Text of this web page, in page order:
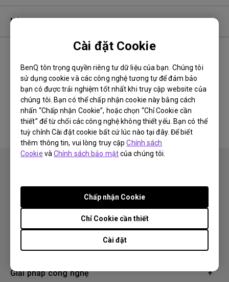
Cài đặt Cookie
BenQ tôn trọng quyền riêng tư dữ liệu của bạn. Chúng tôi
sử dụng cookie và các công nghệ tương tự để đảm bảo
bạn có được trải nghiệm tốt nhất khi truy cập website của
chúng tôi. Bạn có thể chấp nhận cookie này bằng cách
nhấn “Chấp nhận Cookie”, hoặc chọn “Chỉ Cookie cần
thiết” để từ chối các công nghệ không thiết yếu. Bạn có thể
tuỳ chỉnh Cài đặt cookie bất cứ lúc nào tại đây. Để biết
thêm thông tin, vui lòng truy cậpChính sách
Cookie vàChính sách bảo mậtcủa chúng tôi.
Cài đặt
Chỉ Cookie cần thiết
Chấp nhận Cookie
Hỏi đáp video
Không có video liên quan
Theo dõi
Sản phẩm
Máy chiếu
Giải pháp công nghệ